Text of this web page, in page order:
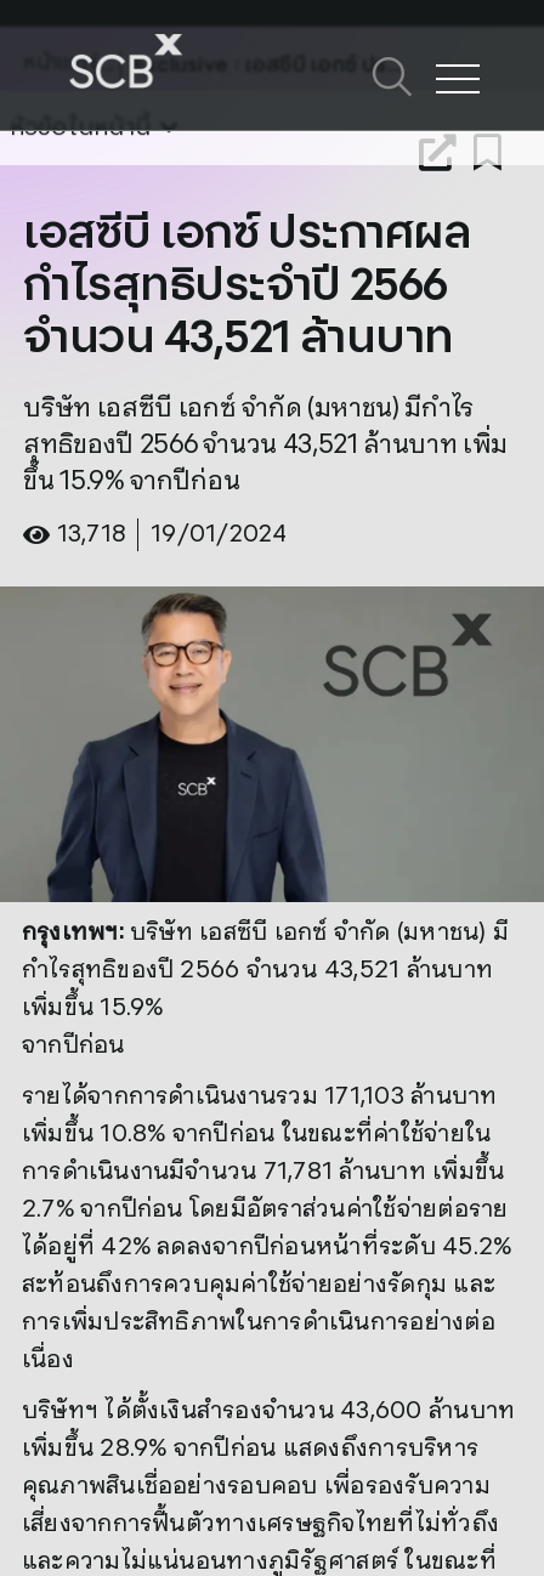
หัวข้อในหน้านี้
หน้าแรก Exclusive : เอสซีบี เอกซ์ ประกาศผลกำไรสุทธิประจำปี 2566 จำนวน 43,521 ล้านบาท
เอสซีบี เอกซ์ ประกาศผล
กำไรสุทธิประจำปี 2566
จำนวน 43,521 ล้านบาท
บริษัท เอสซีบี เอกซ์ จำกัด (มหาชน) มีกำไร
สุทธิของปี 2566 จำนวน 43,521 ล้านบาท เพิ่ม
ขึ้น 15.9% จากปีก่อน
13,718 19/01/2024
กรุงเทพฯ:บริษัท เอสซีบี เอกซ์ จำกัด (มหาชน) มี
กำไรสุทธิของปี 2566 จำนวน 43,521 ล้านบาท
เพิ่มขึ้น 15.9%
จากปีก่อน
รายได้จากการดำเนินงานรวม 171,103 ล้านบาท
เพิ่มขึ้น 10.8% จากปีก่อน ในขณะที่ค่าใช้จ่ายใน
การดำเนินงานมีจำนวน 71,781 ล้านบาท เพิ่มขึ้น
2.7% จากปีก่อน โดยมีอัตราส่วนค่าใช้จ่ายต่อราย
ได้อยู่ที่ 42% ลดลงจากปีก่อนหน้าที่ระดับ 45.2%
สะท้อนถึงการควบคุมค่าใช้จ่ายอย่างรัดกุม และ
การเพิ่มประสิทธิภาพในการดำเนินการอย่างต่อ
เนื่อง
บริษัทฯ ได้ตั้งเงินสำรองจำนวน 43,600 ล้านบาท
เพิ่มขึ้น 28.9% จากปีก่อน แสดงถึงการบริหาร
คุณภาพสินเชื่ออย่างรอบคอบ เพื่อรองรับความ
เสี่ยงจากการฟื้นตัวทางเศรษฐกิจไทยที่ไม่ทั่วถึง
และความไม่แน่นอนทางภูมิรัฐศาสตร์ ในขณะที่